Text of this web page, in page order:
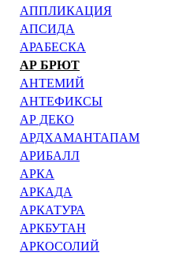
АППЛИКАЦИЯ
АПСИДА
АРАБЕСКА
АР БРЮТ
АНТЕМИЙ
АНТЕФИКСЫ
АР ДЕКО
АРДХАМАНТАПАМ
АРИБАЛЛ
АРКА
АРКАДА
АРКАТУРА
АРКБУТАН
АРКОСОЛИЙ